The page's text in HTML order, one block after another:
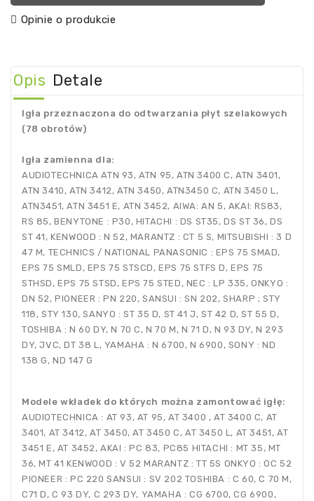
Opinie o produkcie
Opis Detale
Igła przeznaczona do odtwarzania płyt szelakowych
(78 obrotów)
Igła zamienna dla:
AUDIOTECHNICA ATN 93, ATN 95, ATN 3400 C, ATN 3401,
ATN 3410, ATN 3412, ATN 3450, ATN3450 C, ATN 3450 L,
ATN3451, ATN 3451 E, ATN 3452, AIWA: AN 5, AKAI: RS83,
RS 85, BENYTONE : P30, HITACHI : DS ST35, DS ST 36, DS
ST 41, KENWOOD : N 52, MARANTZ : CT 5 S, MITSUBISHI : 3 D
47 M, TECHNICS / NATIONAL PANASONIC : EPS 75 SMAD,
EPS 75 SMLD, EPS 75 STSCD, EPS 75 STFS D, EPS 75
STHSD, EPS 75 STSD, EPS 75 STED, NEC : LP 335, ONKYO :
DN 52, PIONEER : PN 220, SANSUI : SN 202, SHARP ; STY
118, STY 130, SANYO : ST 35 D, ST 41 J, ST 42 D, ST 55 D,
TOSHIBA : N 60 DY, N 70 C, N 70 M, N 71 D, N 93 DY, N 293
DY, JVC, DT 38 L, YAMAHA : N 6700, N 6900, SONY : ND
138 G, ND 147 G
Modele wkładek do których można zamontować igłę:
AUDIOTECHNICA : AT 93, AT 95, AT 3400 , AT 3400 C, AT
3401, AT 3412, AT 3450, AT 3450 C, AT 3450 L, AT 3451, AT
3451 E, AT 3452, AKAI : PC 83, PC85 HITACHI : MT 35, MT
36, MT 41 KENWOOD : V 52 MARANTZ : TT 5S ONKYO : OC 52
PIONEER : PC 220 SANSUI : SV 202 TOSHIBA : C 60, C 70 M,
C71 D, C 93 DY, C 293 DY, YAMAHA : CG 6700, CG 6900,